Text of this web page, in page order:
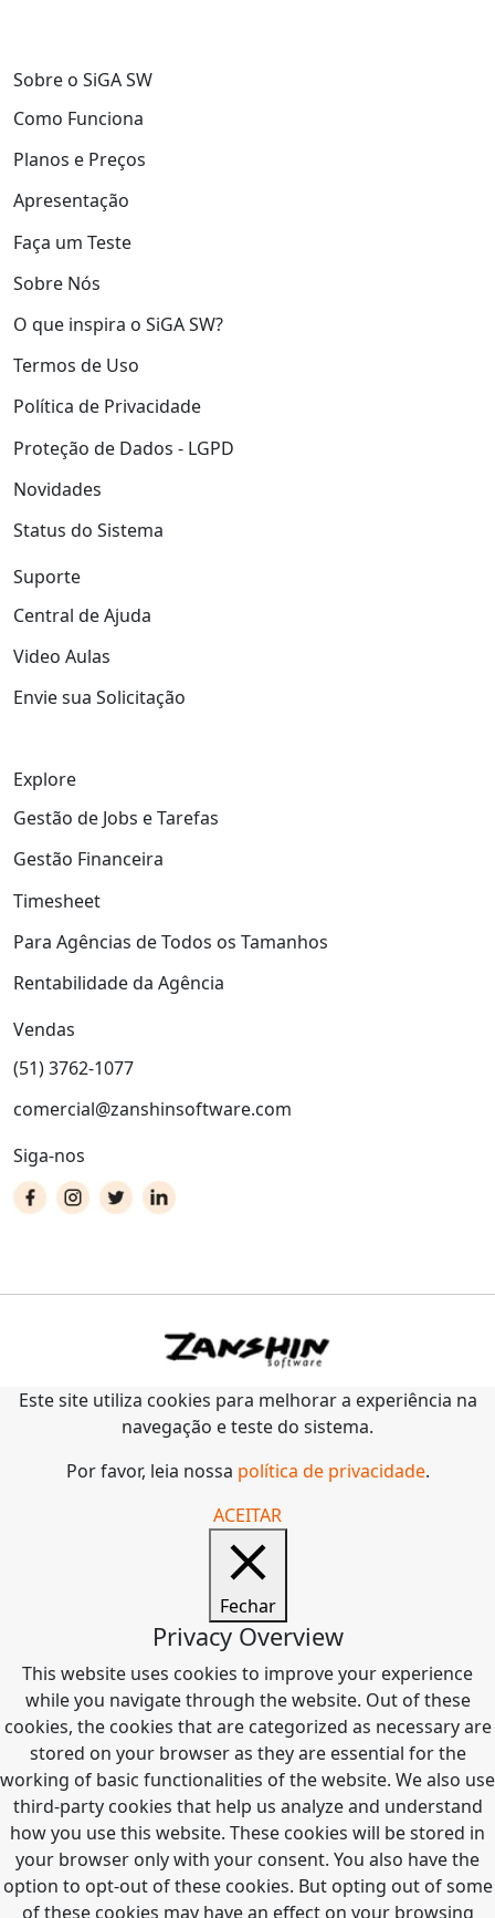
Sobre o SiGA SW
Como Funciona
Planos e Preços
Apresentação
Faça um Teste
Sobre Nós
O que inspira o SiGA SW?
Termos de Uso
Política de Privacidade
Proteção de Dados - LGPD
Novidades
Status do Sistema
Suporte
Central de Ajuda
Video Aulas
Envie sua Solicitação
Explore
Gestão de Jobs e Tarefas
Gestão Financeira
Timesheet
Para Agências de Todos os Tamanhos
Rentabilidade da Agência
Vendas
(51) 3762-1077
comercial@zanshinsoftware.com
Siga-nos
Este site utiliza cookies para melhorar a experiência na
navegação e teste do sistema.
Por favor, leia nossa política de privacidade.
ACEITAR
Fechar
Privacy Overview
This website uses cookies to improve your experience
while you navigate through the website. Out of these
cookies, the cookies that are categorized as necessary are
stored on your browser as they are essential for the
working of basic functionalities of the website. We also use
third-party cookies that help us analyze and understand
how you use this website. These cookies will be stored in
your browser only with your consent. You also have the
option to opt-out of these cookies. But opting out of some
of these cookies may have an effect on your browsing